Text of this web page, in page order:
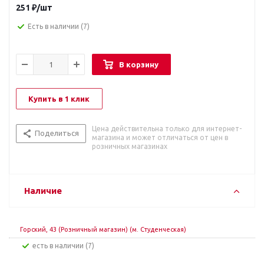
251 ₽/шт
Есть в наличии (7)
В корзину
Купить в 1 клик
Поделиться
Цена действительна только для интернет-
магазина и может отличаться от цен в
розничных магазинах
Наличие
Горский, 43 (Розничный магазин) (м. Студенческая)
Есть в наличии (7)